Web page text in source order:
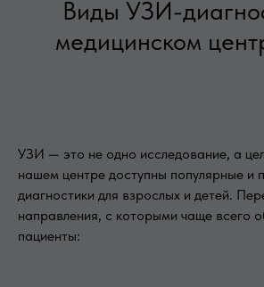
Виды УЗИ-
медицинском
УЗИ — это не одно исследование, а
нашем центре доступны популярные и
диагностики для взрослых и детей.
направления, с которыми чаще всего
пациенты: